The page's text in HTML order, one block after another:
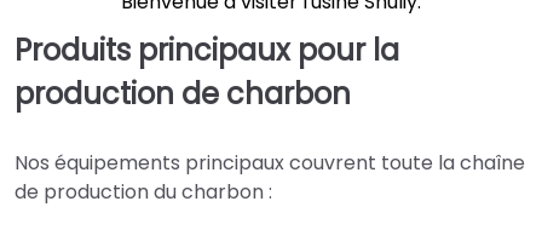
Produits principaux pour la
production de charbon
Nos équipements principaux couvrent toute la chaîne
de production du charbon :